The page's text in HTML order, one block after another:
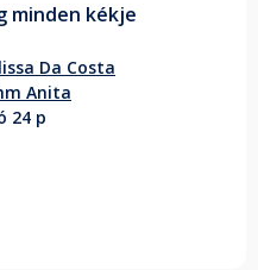
minden kékje
Da Costa
Anita
24 p